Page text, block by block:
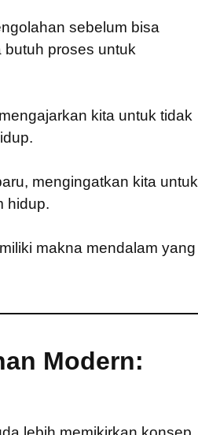
sebelum bisa
proses untuk
kita untuk tidak
mengingatkan kita untuk
hidup.
makna mendalam yang
Modern: